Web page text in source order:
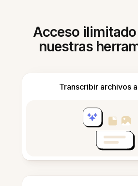
Acceso
nuestras
Transcribir archivos